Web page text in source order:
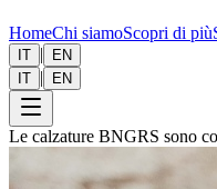
HomeChi siamoScopri di più
IT |
EN
IT | EN
Le calzature BNGRS sono